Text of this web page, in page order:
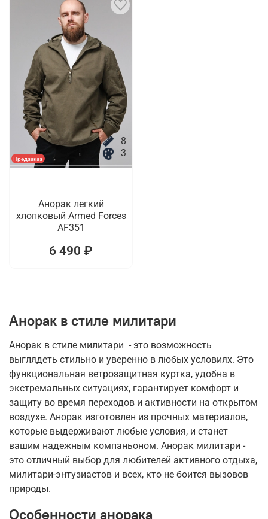
Предзаказ
8
3
Анорак легкий
хлопковый Armed Forces
AF351
6 490 ₽
Анорак в стиле милитари
Анорак в стиле милитари - это возможность
выглядеть стильно и уверенно в любых условиях. Это
функциональная ветрозащитная куртка, удобна в
экстремальных ситуациях, гарантирует комфорт и
защиту во время переходов и активности на открытом
воздухе. Анорак изготовлен из прочных материалов,
которые выдерживают любые условия, и станет
вашим надежным компаньоном. Анорак милитари -
это отличный выбор для любителей активного отдыха,
милитари-энтузиастов и всех, кто не боится вызовов
природы.
Особенности анорака